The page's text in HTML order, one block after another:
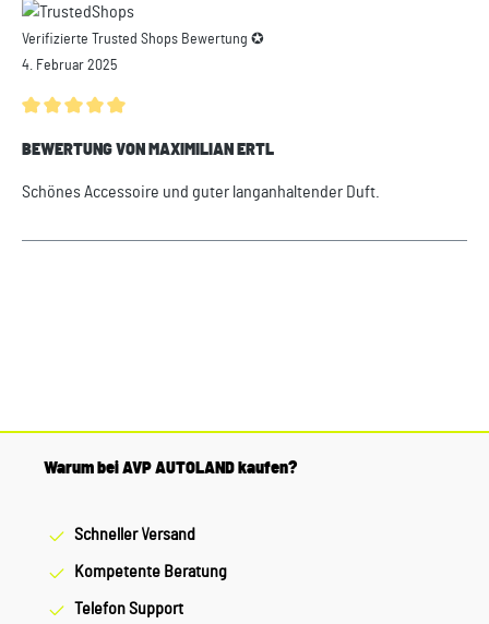
Verifizierte Trusted Shops Bewertung ✪
4. Februar 2025
BEWERTUNG VON MAXIMILIAN ERTL
Schönes Accessoire und guter langanhaltender Duft.
Warum bei AVP AUTOLAND kaufen?
Schneller Versand
Kompetente Beratung
Telefon Support